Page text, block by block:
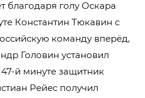
благодаря голу Оскара
Константин Тюкавин с
команду вперёд,
Головин установил
й минуте защитник
Рейес получил